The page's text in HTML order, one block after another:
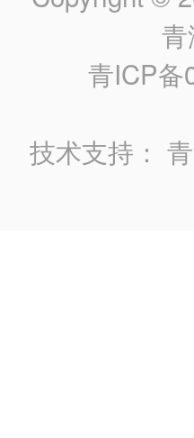
青ICP备
技术支持：